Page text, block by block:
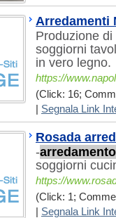
Arredamenti
Produzione
soggiorni
in vero legno.
https://
(Click: 16;
Segnala Link
Rosada
-arredamento
soggiorni
https://
(Click: 1;
Segnala Link